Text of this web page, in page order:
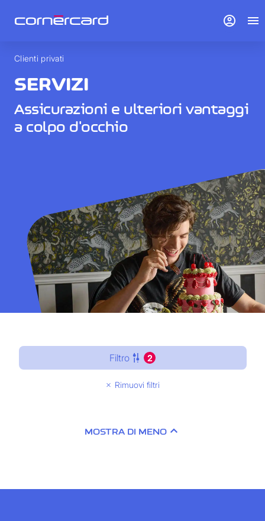
Clienti privati
SERVIZI
Assicurazioni e ulteriori vantaggi
a colpo d'occhio
Filtro 2
Rimuovi filtri
MOSTRA DI MENO
account_circle menu